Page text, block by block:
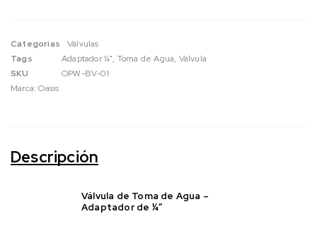
Categorias
Válvulas
Tags
Adaptador ¼", Toma de Agua, Valvula
SKU
OPW-BV-01
Marca:Oasis
Descripción
Válvula de Toma de Agua –
Adaptador de ¼”